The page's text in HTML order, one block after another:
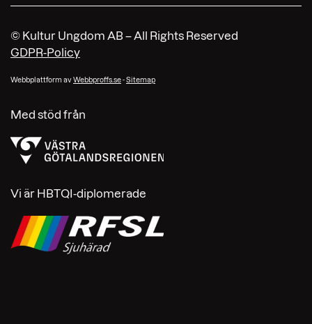
© Kultur Ungdom AB – All Rights Reserved
GDPR-Policy
Webbplattform avWebbproffs.se-Sitemap
Med stöd från
Vi är HBTQI-diplomerade